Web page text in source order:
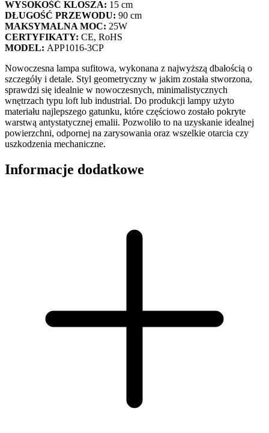
WYSOKOŚĆ KLOSZA: 15 cm
DŁUGOŚĆ PRZEWODU: 90 cm
MAKSYMALNA MOC: 25W
CERTYFIKATY: CE, RoHS
MODEL: APP1016-3CP
Nowoczesna lampa sufitowa, wykonana z najwyższą dbałością o
szczegóły i detale. Styl geometryczny w jakim została stworzona,
sprawdzi się idealnie w nowoczesnych, minimalistycznych
wnętrzach typu loft lub industrial. Do produkcji lampy użyto
materiału najlepszego gatunku, które częściowo zostało pokryte
warstwą antystatycznej emalii. Pozwoliło to na uzyskanie idealnej
powierzchni, odpornej na zarysowania oraz wszelkie otarcia czy
uszkodzenia mechaniczne.
Informacje dodatkowe